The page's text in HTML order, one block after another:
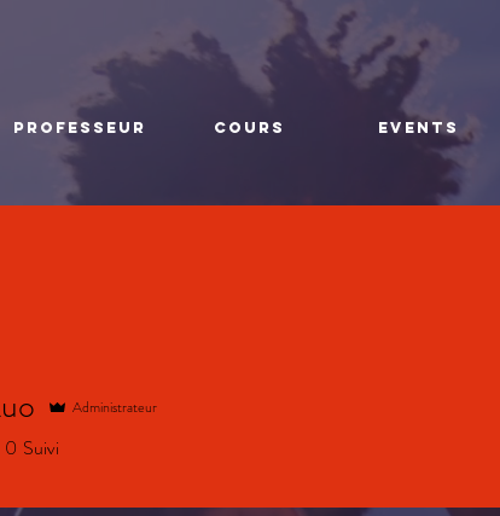
PROFESSEUR COURS EVENTS
Administrateur
0 Suivi